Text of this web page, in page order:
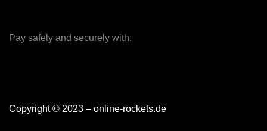
Pay safely and securely with:
Copyright © 2023 – online-rockets.de